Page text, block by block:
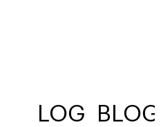
BLOG BLOG